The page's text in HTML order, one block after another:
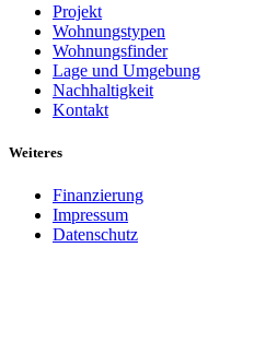
Projekt
Wohnungstypen
Wohnungsfinder
Lage und Umgebung
Nachhaltigkeit
Kontakt
Weiteres
Finanzierung
Impressum
Datenschutz